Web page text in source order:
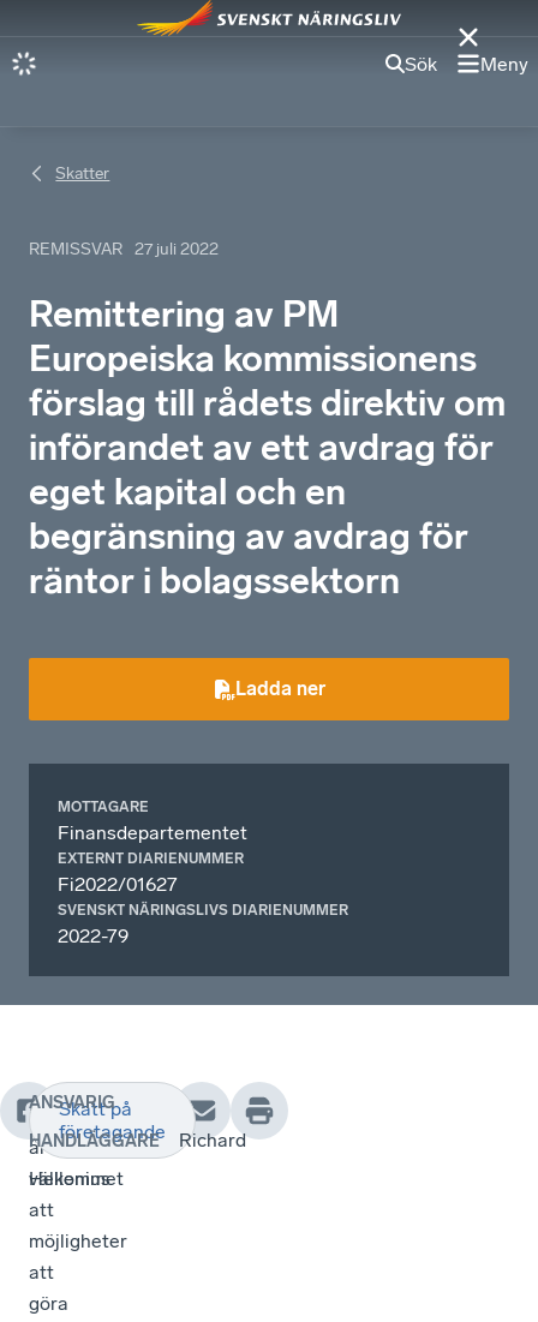
Sök Meny
Skatter
REMISSVAR 27 juli 2022
Remittering av PM
Europeiska kommissionens
förslag till rådets direktiv om
införandet av ett avdrag för
eget kapital och en
begränsning av avdrag för
räntor i bolagssektorn
Ladda ner
MOTTAGARE
Finansdepartementet
EXTERNT DIARIENUMMER
Fi2022/01627
SVENSKT NÄRINGSLIVS DIARIENUMMER
2022-79
Det
är
välkommet
att
möjligheter
att
göra
Skatt på
företagande
ANSVARIG
HANDLÄGGARE
Richard
Hellenius